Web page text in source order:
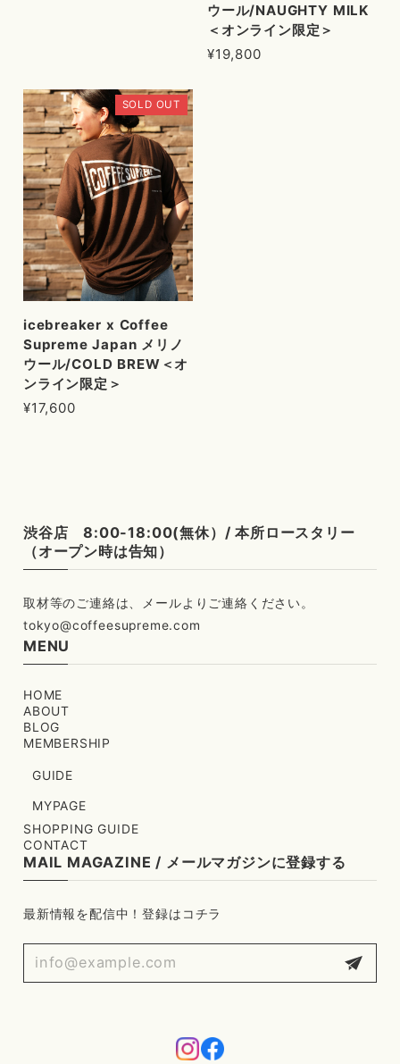
ウール/NAUGHTY MILK
＜オンライン限定＞
¥19,800
SOLD OUT
icebreaker x Coffee
Supreme Japan メリノ
ウール/COLD BREW＜オ
ンライン限定＞
¥17,600
渋谷店 8:00-18:00(無休）/ 本所ロースタリー
（オープン時は告知）
tokyo@coffeesupreme.com
MENU
HOME
ABOUT
BLOG
MEMBERSHIP
GUIDE
MYPAGE
SHOPPING GUIDE
CONTACT
MAIL MAGAZINE / メールマガジンに登録する
最新情報を配信中！登録はコチラ